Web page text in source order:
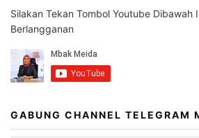
Silakan Tekan Tombol Youtube Dibawah
Berlangganan
GABUNG CHANNEL TELEGRAM